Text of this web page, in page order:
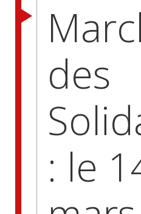
des
: le